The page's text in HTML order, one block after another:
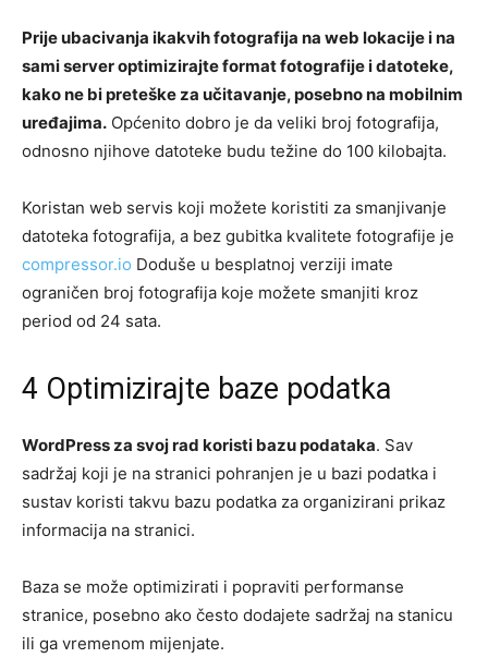
Prije ubacivanja ikakvih fotografija na web lokacije i na
sami server optimizirajte format fotografije i datoteke,
kako ne bi preteške za učitavanje, posebno na mobilnim
uređajima. Općenito dobro je da veliki broj fotografija,
odnosno njihove datoteke budu težine do 100 kilobajta.
Koristan web servis koji možete koristiti za smanjivanje
datoteka fotografija, a bez gubitka kvalitete fotografije je
compressor.io Doduše u besplatnoj verziji imate
ograničen broj fotografija koje možete smanjiti kroz
period od 24 sata.
4 Optimizirajte baze podatka
WordPress za svoj rad koristi bazu podataka. Sav
sadržaj koji je na stranici pohranjen je u bazi podatka i
sustav koristi takvu bazu podatka za organizirani prikaz
informacija na stranici.
Baza se može optimizirati i popraviti performanse
stranice, posebno ako često dodajete sadržaj na stanicu
ili ga vremenom mijenjate.